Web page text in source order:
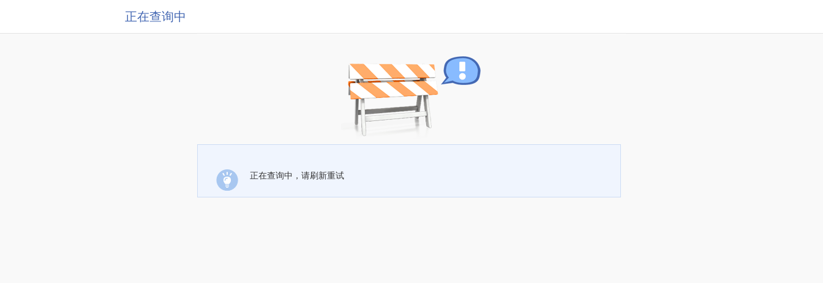
正在查询中
正在查询中，请刷新重试